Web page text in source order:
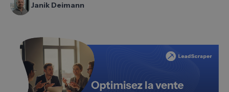
Janik Deimann